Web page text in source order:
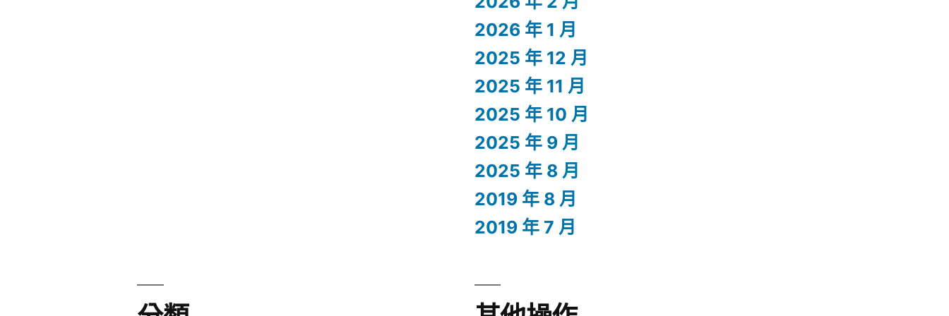
2026 年 1 月
2025 年 12 月
2025 年 11 月
2025 年 10 月
2025 年 9 月
2025 年 8 月
2019 年 8 月
2019 年 7 月